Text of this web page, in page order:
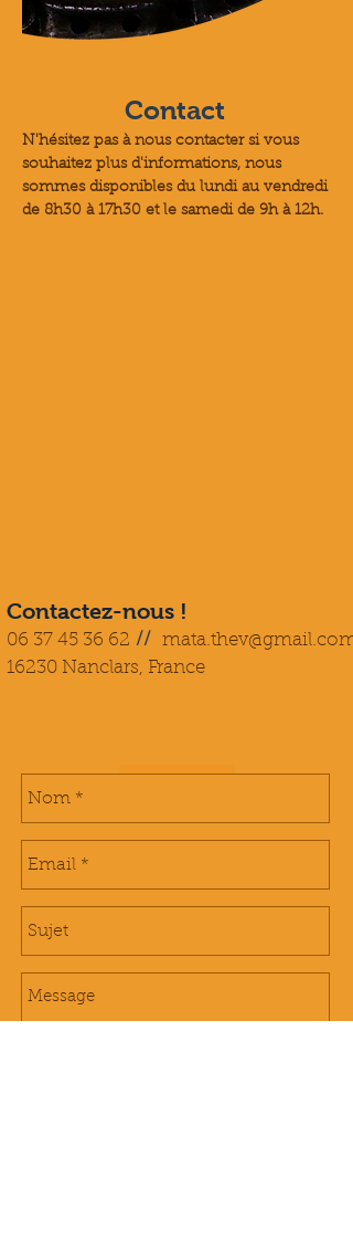
Contact
N'hésitez pas à nous contacter si vous
souhaitez plus d'informations, nous
sommes disponibles du lundi au vendredi
de 8h30 à 17h30 et le samedi de 9h à 12h.
Contactez-nous !
06 37 45 36 62 //
mata.thev@gmail.com
16230 Nanclars, France